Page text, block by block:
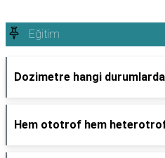
Eğitim
Dozimetre hangi durumlarda
Hem ototrof hem